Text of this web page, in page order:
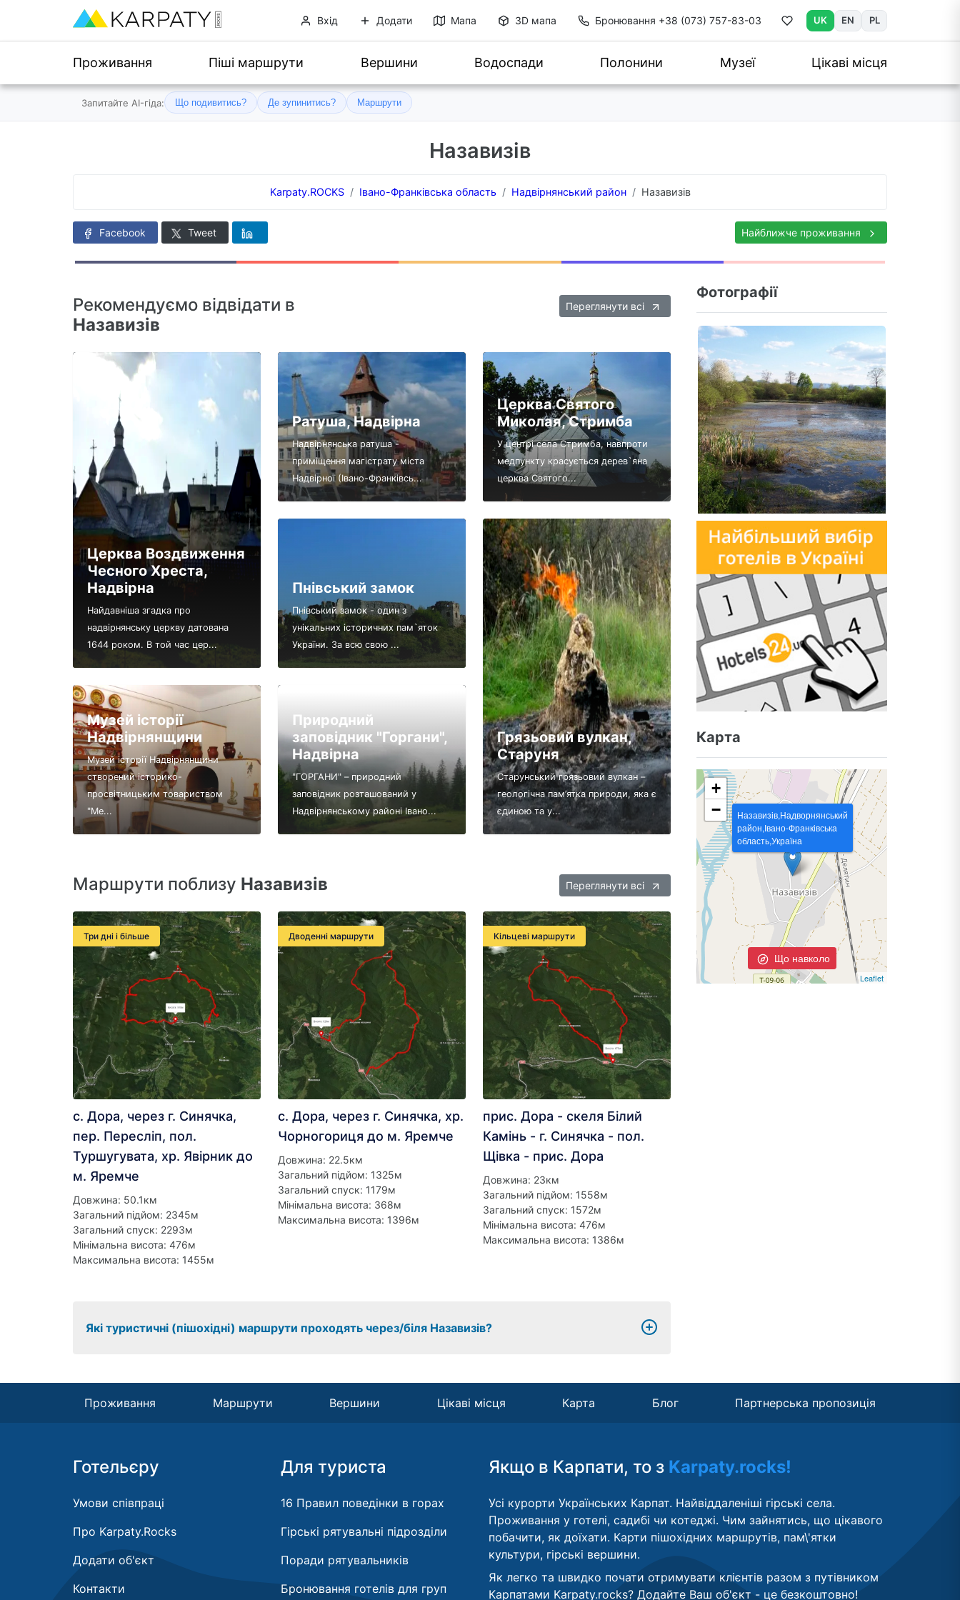
Вхід Додати Мапа 3D мапа Бронювання +38 (073) 757-83-03 UK EN PL
Проживання Піші маршрути Вершини Водоспади Полонини Музеї Цікаві місця
Запитайте AI-гіда: Що подивитись? Де зупинитись? Маршрути
Назавизів
Karpaty.ROCKS Івано-Франківська область Надвірнянський район Назавизів
Facebook Tweet Найближче проживання
Рекомендуємо відвідати в
Назавизів
Переглянути всі
Церква Воздвиження
Чесного Хреста,
Надвірна
Найдавніша згадка про
надвірнянську церкву датована
1644 роком. В той час цер...
Музей історії
Надвірнянщини
Музей історії Надвірнянщини
створений історико-
просвітницьким товариством
"Ме...
Ратуша, Надвірна
Надвірнянська ратуша -
приміщення магістрату міста
Надвірної (Івано-Франківсь...
Пнівський замок
Пнівський замок - один з
унікальних історичних пам`яток
України. За всю свою ...
Природний
заповідник "Горгани",
Надвірна
"ГОРГАНИ" – природний
заповідник розташований у
Надвірнянському районі Івано...
Церква Святого
Миколая, Стримба
У центрі села Стримба, навпроти
медпункту красується дерев`яна
церква Святого...
Грязьовий вулкан,
Старуня
Старунський грязьовий вулкан –
геологічна пам’ятка природи, яка є
єдиною та у...
Маршрути поблизу Назавизів Переглянути всі
Три дні і більше
с. Дора, через г. Синячка,
пер. Пересліп, пол.
Туршугувата, хр. Явірник до
м. Яремче
Довжина: 50.1км
Загальний підйом: 2345м
Загальний спуск: 2293м
Мінімальна висота: 476м
Максимальна висота: 1455м
Дводенні маршрути
с. Дора, через г. Синячка, хр.
Чорногориця до м. Яремче
Довжина: 22.5км
Загальний підйом: 1325м
Загальний спуск: 1179м
Мінімальна висота: 368м
Максимальна висота: 1396м
Кільцеві маршрути
прис. Дора - скеля Білий
Камінь - г. Синячка - пол.
Щівка - прис. Дора
Довжина: 23км
Загальний підйом: 1558м
Загальний спуск: 1572м
Мінімальна висота: 476м
Максимальна висота: 1386м
Які туристичні (пішохідні) маршрути проходять через/біля Назавизів?
Фотографії
Карта
Що навколо
Назавизів,Надворнянський
район,Івано-Франківська
область,Україна
+
−
Leaflet
Проживання Маршрути Вершини Цікаві місця Карта Блог Партнерська пропозиція
Готельєру
Умови співпраці
Про Karpaty.Rocks
Додати об'єкт
Контакти
Для туриста
16 Правил поведінки в горах
Гірські рятувальні підрозділи
Поради рятувальників
Бронювання готелів для груп
Якщо в Карпати, то з Karpaty.rocks!
Усі курорти Українських Карпат. Найвіддаленіші гірські села.
Проживання у готелі, садибі чи котеджі. Чим зайнятись, що цікавого
побачити, як доїхати. Карти пішохідних маршрутів, пам\'ятки
культури, гірські вершини.
Як легко та швидко почати отримувати клієнтів разом з путівником
Карпатами Karpaty.rocks? Додайте Ваш об'єкт - це безкоштовно!